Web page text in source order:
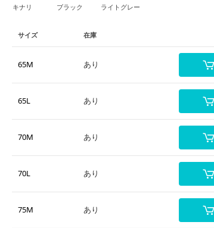
キナリ ブラック ライトグレー
サイズ 在庫
65M あり
65L あり
70M あり
70L あり
75M あり